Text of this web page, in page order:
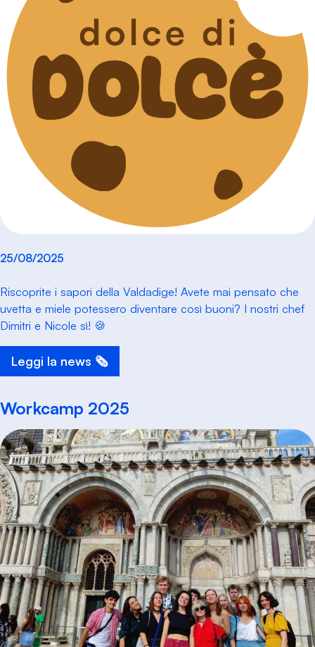
25/08/2025
Riscoprite i sapori della Valdadige! Avete mai pensato che
uvetta e miele potessero diventare così buoni? I nostri chef
Dimitri e Nicole sì! 🍪
Leggi la news 🗞️
Workcamp 2025